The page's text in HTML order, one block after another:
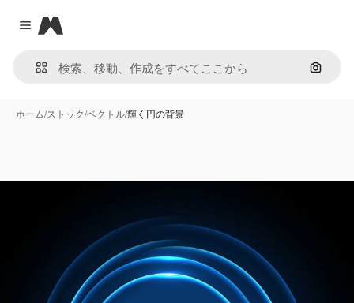
Close menu
Magnific
画像で
ホーム/ストック/ベクトル/輝く円の背景